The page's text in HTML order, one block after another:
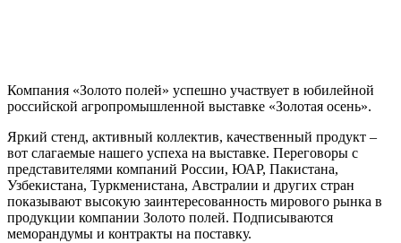
Компания «Золото полей» успешно участвует в юбилейной
российской агропромышленной выставке «Золотая осень».
Яркий стенд, активный коллектив, качественный продукт –
вот слагаемые нашего успеха на выставке. Переговоры с
представителями компаний России, ЮАР, Пакистана,
Узбекистана, Туркменистана, Австралии и других стран
показывают высокую заинтересованность мирового рынка в
продукции компании Золото полей. Подписываются
меморандумы и контракты на поставку.